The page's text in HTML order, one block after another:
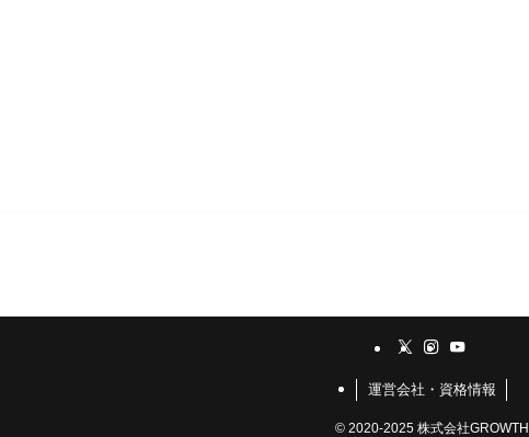
運営会社・資格情報
©2020-2025 株式会社GROWTH